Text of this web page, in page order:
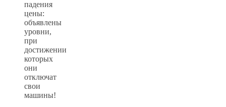
падения
цены:
объявлены
уровни,
при
достижении
которых
они
отключат
свои
машины!